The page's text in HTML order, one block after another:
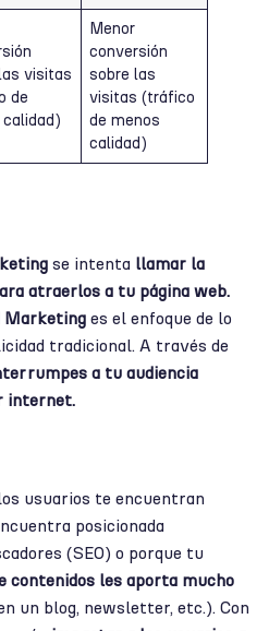
visitas
de
Menor
conversión
sobre las
visitas (tráfico
de menos
calidad)
se intenta llamar la
atraerlos a tu página web.
Marketing es el enfoque de lo
tradicional. A través de
a tu audiencia
internet.
los usuarios te encuentran
posicionada
(SEO) o porque tu
contenidos les aporta mucho
un blog, newsletter, etc.). Con